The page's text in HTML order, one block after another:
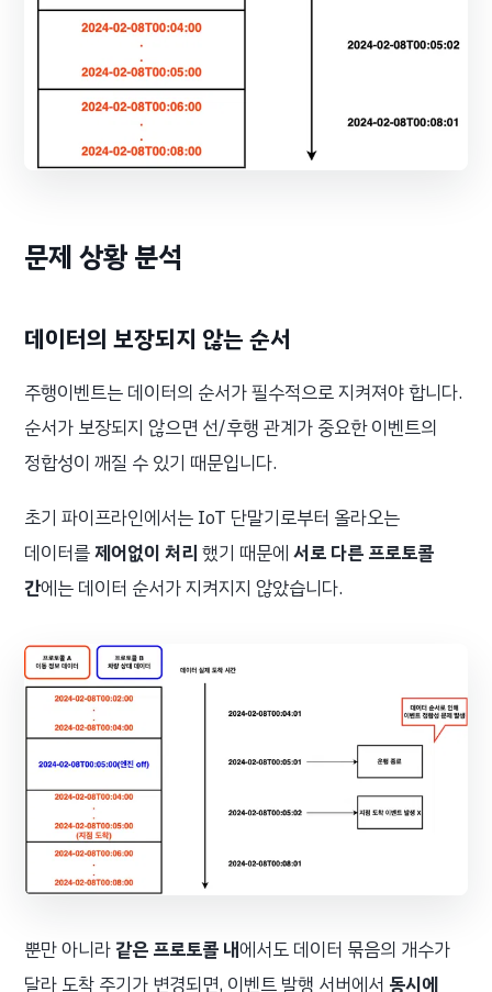
문제 상황 분석
데이터의 보장되지 않는 순서
주행이벤트는 데이터의 순서가 필수적으로 지켜져야 합니다.
순서가 보장되지 않으면 선/후행 관계가 중요한 이벤트의
정합성이 깨질 수 있기 때문입니다.
초기 파이프라인에서는 IoT 단말기로부터 올라오는
데이터를제어없이 처리 했기 때문에 서로 다른 프로토콜
간에는 데이터 순서가 지켜지지 않았습니다.
뿐만 아니라같은 프로토콜 내에서도 데이터 묶음의 개수가
달라 도착 주기가 변경되면, 이벤트 발행 서버에서 동시에